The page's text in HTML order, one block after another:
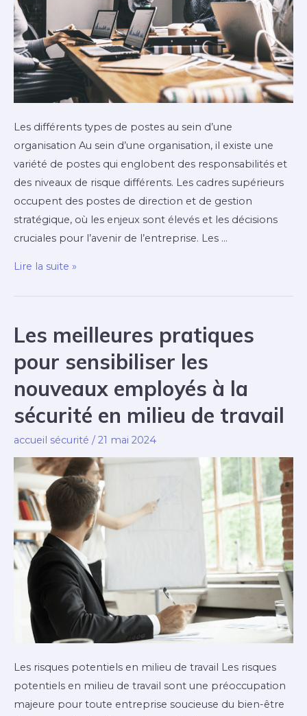
Les différents types de postes au sein d’une
organisation Au sein d’une organisation, il existe une
variété de postes qui englobent des responsabilités et
des niveaux de risque différents. Les cadres supérieurs
occupent des postes de direction et de gestion
stratégique, où les enjeux sont élevés et les décisions
cruciales pour l’avenir de l’entreprise. Les …
Comment
selon
les
différents
postes
et
risque
Lire la suite »
Les meilleures pratiques
pour sensibiliser les
nouveaux employés à la
sécurité en milieu de travail
accueil sécurité /21 mai 2024
Les risques potentiels en milieu de travail Les risques
potentiels en milieu de travail sont une préoccupation
majeure pour toute entreprise soucieuse du bien-être